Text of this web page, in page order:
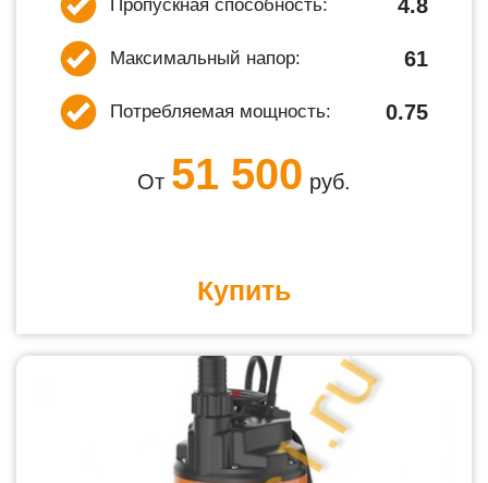
Пропускная способность: 4.8
Максимальный напор: 61
Потребляемая мощность: 0.75
От 51 500 руб.
Купить